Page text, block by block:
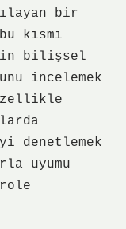
bir
kısmı
bilişsel
incelemek
denetlemek
uyumu